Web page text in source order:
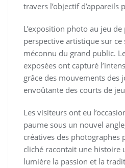
travers l’objectif d’appareils
L’exposition photo au jeu
perspective artistique sur
méconnu du grand public.
exposées ont capturé
grâce des mouvements des
envoûtante des courts de
Les visiteurs ont eu
paume sous un nouvel
créatives des photographes
cliché racontait une histoire
lumière la passion et la